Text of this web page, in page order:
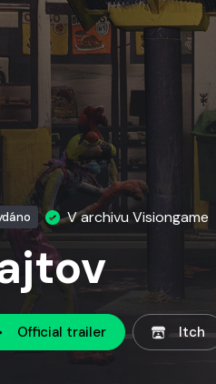
V archivu Visiongame
Official trailer Itch